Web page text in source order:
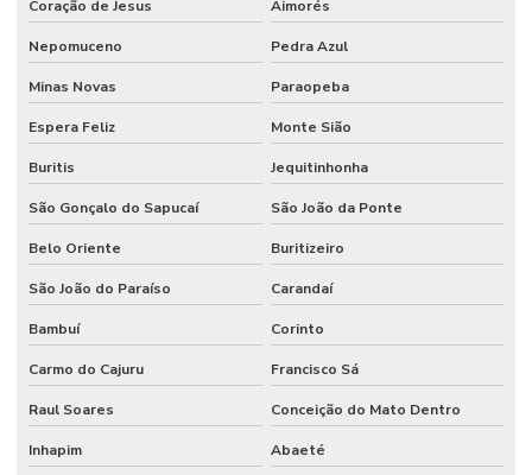
Coração de Jesus Aimorés
Nepomuceno Pedra Azul
Minas Novas Paraopeba
Espera Feliz Monte Sião
Buritis Jequitinhonha
São Gonçalo do Sapucaí São João da Ponte
Belo Oriente Buritizeiro
São João do Paraíso Carandaí
Bambuí Corinto
Carmo do Cajuru Francisco Sá
Raul Soares Conceição do Mato Dentro
Inhapim Abaeté